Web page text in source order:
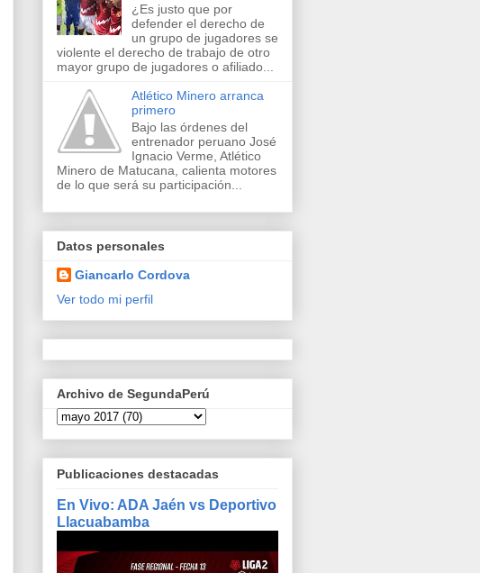
¿Es justo que por
defender el derecho de
un grupo de jugadores se
violente el derecho de trabajo de otro
mayor grupo de jugadores o afiliado...
Atlético Minero arranca
primero
Bajo las órdenes del
entrenador peruano José
Ignacio Verme, Atlético
Minero de Matucana, calienta motores
de lo que será su participación...
Datos personales
Giancarlo Cordova
Ver todo mi perfil
Archivo de SegundaPerú
Publicaciones destacadas
En Vivo: ADA Jaén vs Deportivo
Llacuabamba